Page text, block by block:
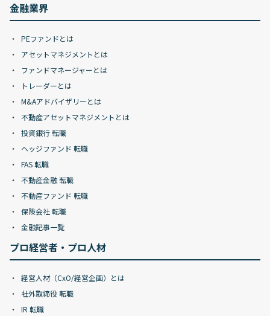
金融業界
PEファンドとは
アセットマネジメントとは
ファンドマネージャーとは
トレーダーとは
M&Aアドバイザリーとは
不動産アセットマネジメントとは
投資銀行 転職
ヘッジファンド 転職
FAS 転職
不動産金融 転職
不動産ファンド 転職
保険会社 転職
金融記事一覧
プロ経営者・プロ人材
経営人材（CxO/経営企画）とは
社外取締役 転職
IR 転職